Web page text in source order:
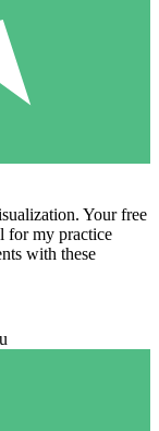
Your free
for my practice
with these